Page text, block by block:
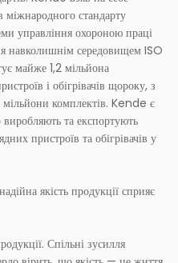
міжнародного стандарту
управління охороною праці
навколишнім середовищем ISO
майже 1,2 мільйона
і обігрівачів щороку, з
комплектів. Kende є
та експортують
пристроїв та обігрівачів у
якість продукції сприяє
Спільні зусилля